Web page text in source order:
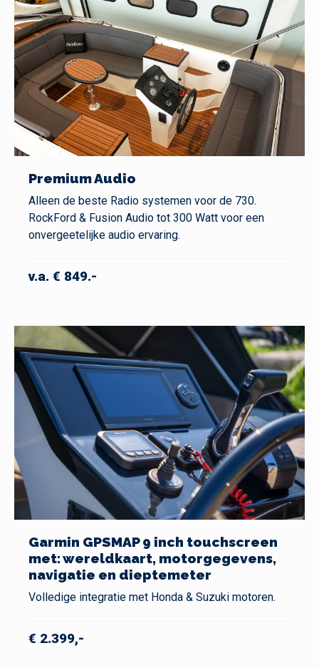
Premium Audio
Alleen de beste Radio systemen voor de 730.
RockFord & Fusion Audio tot 300 Watt voor een
onvergeetelijke audio ervaring.
v.a. € 849.-
Garmin GPSMAP 9 inch touchscreen
met: wereldkaart, motorgegevens,
navigatie en dieptemeter
Volledige integratie met Honda & Suzuki motoren.
€ 2.399,-